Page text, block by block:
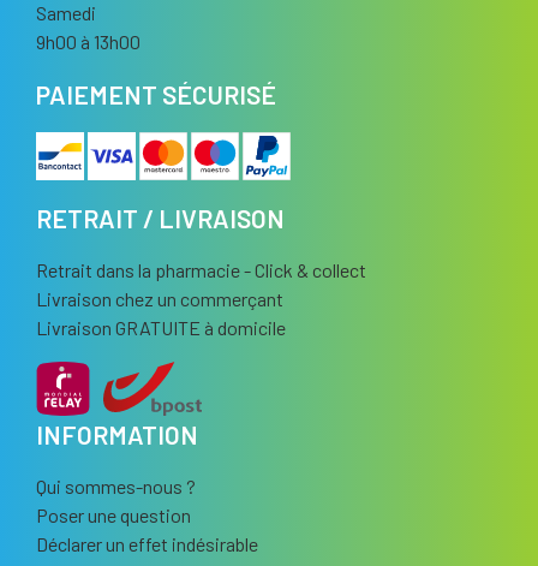
Samedi
9h00 à 13h00
PAIEMENT SÉCURISÉ
RETRAIT / LIVRAISON
Retrait dans la pharmacie - Click & collect
Livraison chez un commerçant
Livraison GRATUITE à domicile
INFORMATION
Qui sommes-nous ?
Poser une question
Déclarer un effet indésirable